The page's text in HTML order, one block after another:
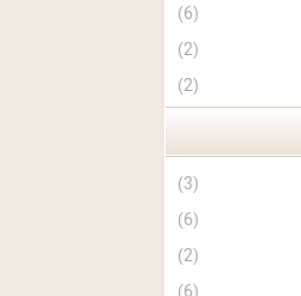
(
6
)
(
2
)
(
2
)
(
3
)
(
6
)
(
2
)